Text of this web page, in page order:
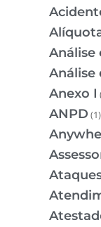
Análise
Análise
Anexo I
ANPD (1)